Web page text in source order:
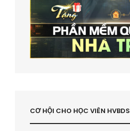
CƠ HỘI CHO HỌC VIÊN HVBDS